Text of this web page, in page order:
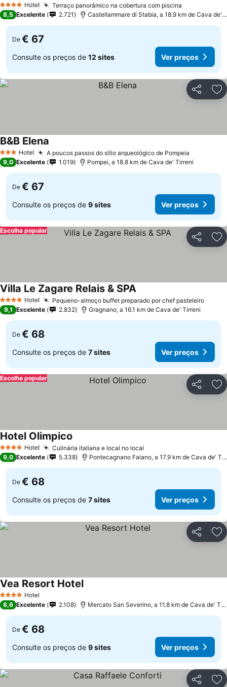
4 EstrelasHotel Terraço panorâmico na cobertura com piscina
8,5 Excelente 2.721 Castellammare di Stabia, a 18.9 km de Cava de'
De € 67
Consulte os preços de 12 sites Ver preços
Partilhar
3 EstrelasHotel A poucos passos do sítio arqueológico de Pompeia
B&B Elena
9,0 Excelente 1.019 Pompei, a 18.8 km de Cava de' Tirreni
De € 67
Consulte os preços de 9 sites Ver preços
Partilhar
Escolha popular
4 EstrelasHotel Pequeno-almoço buffet preparado por chef pasteleiroVer
Villa Le Zagare Relais & SPAVer preços
9,1 Excelente 2.832 Gragnano, a 16.1 km de Cava de' Tirreni
De € 68
Consulte os preços de 7 sites Ver preços
Partilhar
Escolha popular
4 EstrelasHotel Culinária italiana e local no local
Hotel Olimpico
9,0 Excelente 5.338 Pontecagnano Faiano, a 17.9 km de Cava de'
De € 68
Consulte os preços de 7 sites Ver preços
Partilhar
4 EstrelasHotel
Vea Resort HotelVer preços
8,6 Excelente 2.108 Mercato San Severino, a 11.8 km de Cava de'
De € 68
Consulte os preços de 9 sites Ver preços
Partilhar